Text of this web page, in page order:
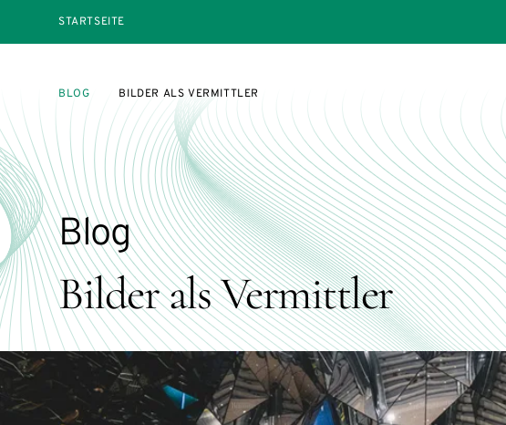
STARTSEITE
BLOG BILDER ALS VERMITTLER
Bilder als Vermittler
Blog